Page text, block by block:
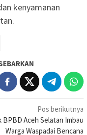
kenyamanan
Pos berikutnya
BPBD Aceh Selatan Imbau
Warga Waspadai Bencana